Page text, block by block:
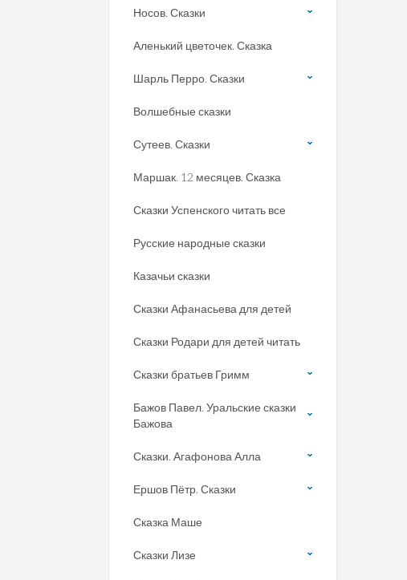
Носов. Сказки
Аленький цветочек. Сказка
Шарль Перро. Сказки
Волшебные сказки
Сутеев. Сказки
Маршак. 12 месяцев. Сказка
Сказки Успенского читать все
Русские народные сказки
Казачьи сказки
Сказки Афанасьева для детей
Сказки Родари для детей читать
Сказки братьев Гримм
Бажов Павел. Уральские сказки
Бажова
Сказки. Агафонова Алла
Ершов Пётр. Сказки
Сказка Маше
Сказки Лизе